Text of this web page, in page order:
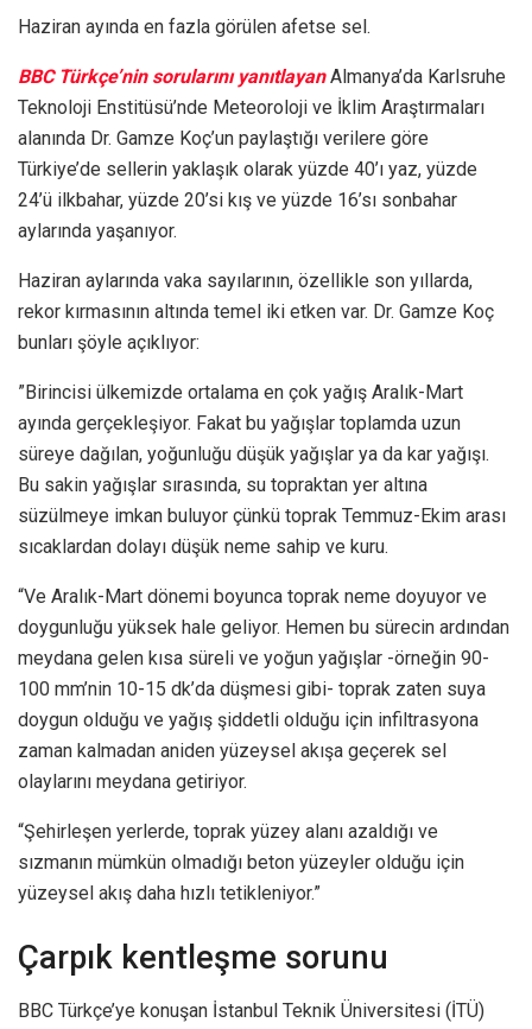
Haziran ayında en fazla görülen afetse sel.
BBC Türkçe’nin sorularını yanıtlayanAlmanya’da Karlsruhe
Teknoloji Enstitüsü’nde Meteoroloji ve İklim Araştırmaları
alanında Dr. Gamze Koç’un paylaştığı verilere göre
Türkiye’de sellerin yaklaşık olarak yüzde 40’ı yaz, yüzde
24’ü ilkbahar, yüzde 20’si kış ve yüzde 16’sı sonbahar
aylarında yaşanıyor.
Haziran aylarında vaka sayılarının, özellikle son yıllarda,
rekor kırmasının altında temel iki etken var. Dr. Gamze Koç
bunları şöyle açıklıyor:
”Birincisi ülkemizde ortalama en çok yağış Aralık-Mart
ayında gerçekleşiyor. Fakat bu yağışlar toplamda uzun
süreye dağılan, yoğunluğu düşük yağışlar ya da kar yağışı.
Bu sakin yağışlar sırasında, su topraktan yer altına
süzülmeye imkan buluyor çünkü toprak Temmuz-Ekim arası
sıcaklardan dolayı düşük neme sahip ve kuru.
“Ve Aralık-Mart dönemi boyunca toprak neme doyuyor ve
doygunluğu yüksek hale geliyor. Hemen bu sürecin ardından
meydana gelen kısa süreli ve yoğun yağışlar -örneğin 90-
100 mm’nin 10-15 dk’da düşmesi gibi- toprak zaten suya
doygun olduğu ve yağış şiddetli olduğu için infiltrasyona
zaman kalmadan aniden yüzeysel akışa geçerek sel
olaylarını meydana getiriyor.
“Şehirleşen yerlerde, toprak yüzey alanı azaldığı ve
sızmanın mümkün olmadığı beton yüzeyler olduğu için
yüzeysel akış daha hızlı tetikleniyor.”
Çarpık kentleşme sorunu
BBC Türkçe’ye konuşan İstanbul Teknik Üniversitesi (İTÜ)